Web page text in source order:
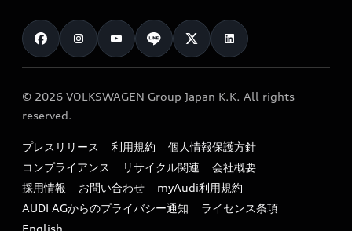
カタログ一覧
車検 / 定期点検
e-tronアフターサポート
myAudi
クオリティ
保証
メンテナンス
ファイナンス
キャンペーン / イベント
買取査定
お知らせ
オーナー様向けキャンペーン
特定整備適用車一覧
リサイクル法
よくある質問（FAQ）
© 2026 VOLKSWAGEN Group Japan K.K. All rights
reserved.
プレスリリース 利用規約
個人情報保護方針
コンプライアンス
リサイクル関連
会社概要
採用情報
お問い合わせ
myAudi利用規約
AUDI AGからのプライバシー通知
ライセンス条項
English